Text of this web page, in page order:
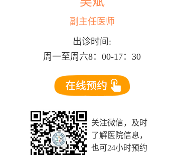
副主任医师
出诊时间:
周一至周六8：00-17：30
关注微信，及时
了解医院信息，
也可24小时预约